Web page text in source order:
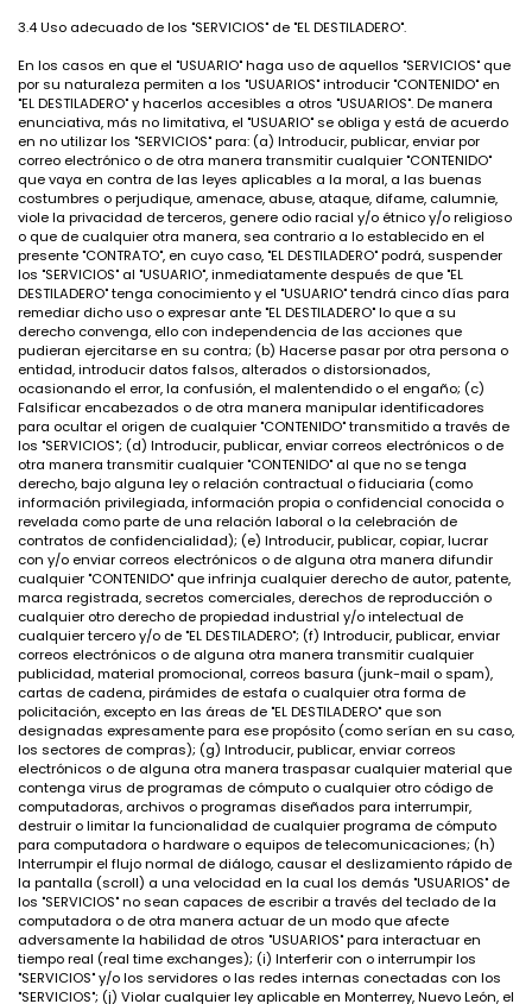
3.4 Uso adecuado de los "SERVICIOS" de "EL DESTILADERO".
En los casos en que el "USUARIO" haga uso de aquellos "SERVICIOS" que
por su naturaleza permiten a los "USUARIOS" introducir "CONTENIDO" en
"EL DESTILADERO" y hacerlos accesibles a otros "USUARIOS". De manera
enunciativa, más no limitativa, el "USUARIO" se obliga y está de acuerdo
en no utilizar los "SERVICIOS" para: (a) Introducir, publicar, enviar por
correo electrónico o de otra manera transmitir cualquier "CONTENIDO"
que vaya en contra de las leyes aplicables a la moral, a las buenas
costumbres o perjudique, amenace, abuse, ataque, difame, calumnie,
viole la privacidad de terceros, genere odio racial y/o étnico y/o religioso
o que de cualquier otra manera, sea contrario a lo establecido en el
presente "CONTRATO", en cuyo caso, "EL DESTILADERO" podrá, suspender
los "SERVICIOS" al "USUARIO", inmediatamente después de que "EL
DESTILADERO" tenga conocimiento y el "USUARIO" tendrá cinco días para
remediar dicho uso o expresar ante "EL DESTILADERO" lo que a su
derecho convenga, ello con independencia de las acciones que
pudieran ejercitarse en su contra; (b) Hacerse pasar por otra persona o
entidad, introducir datos falsos, alterados o distorsionados,
ocasionando el error, la confusión, el malentendido o el engaño; (c)
Falsificar encabezados o de otra manera manipular identificadores
para ocultar el origen de cualquier "CONTENIDO" transmitido a través de
los "SERVICIOS"; (d) Introducir, publicar, enviar correos electrónicos o de
otra manera transmitir cualquier "CONTENIDO" al que no se tenga
derecho, bajo alguna ley o relación contractual o fiduciaria (como
información privilegiada, información propia o confidencial conocida o
revelada como parte de una relación laboral o la celebración de
contratos de confidencialidad); (e) Introducir, publicar, copiar, lucrar
con y/o enviar correos electrónicos o de alguna otra manera difundir
cualquier "CONTENIDO" que infrinja cualquier derecho de autor, patente,
marca registrada, secretos comerciales, derechos de reproducción o
cualquier otro derecho de propiedad industrial y/o intelectual de
cualquier tercero y/o de "EL DESTILADERO"; (f) Introducir, publicar, enviar
correos electrónicos o de alguna otra manera transmitir cualquier
publicidad, material promocional, correos basura (junk-mail o spam),
cartas de cadena, pirámides de estafa o cualquier otra forma de
policitación, excepto en las áreas de "EL DESTILADERO" que son
designadas expresamente para ese propósito (como serían en su caso,
los sectores de compras); (g) Introducir, publicar, enviar correos
electrónicos o de alguna otra manera traspasar cualquier material que
contenga virus de programas de cómputo o cualquier otro código de
computadoras, archivos o programas diseñados para interrumpir,
destruir o limitar la funcionalidad de cualquier programa de cómputo
para computadora o hardware o equipos de telecomunicaciones; (h)
Interrumpir el flujo normal de diálogo, causar el deslizamiento rápido de
la pantalla (scroll) a una velocidad en la cual los demás "USUARIOS" de
los "SERVICIOS" no sean capaces de escribir a través del teclado de la
computadora o de otra manera actuar de un modo que afecte
adversamente la habilidad de otros "USUARIOS" para interactuar en
tiempo real (real time exchanges); (i) Interferir con o interrumpir los
"SERVICIOS" y/o los servidores o las redes internas conectadas con los
"SERVICIOS"; (j) Violar cualquier ley aplicable en Monterrey, Nuevo León, el